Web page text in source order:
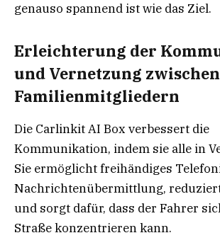
genauso spannend ist wie das Ziel.
Erleichterung der
und Vernetzung zwischen
Familienmitgliedern
Die Carlinkit AI Box verbessert die
Kommunikation, indem sie alle in
Sie ermöglicht freihändiges
Nachrichtenübermittlung,
und sorgt dafür, dass der Fahrer
Straße konzentrieren kann.